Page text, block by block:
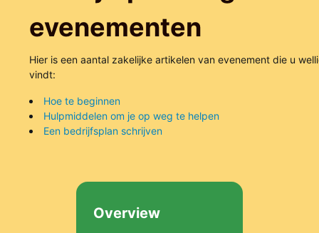
evenementen
Hier is een aantal zakelijke artikelen van evenement die u
vindt:
Hoe te beginnen
Hulpmiddelen om je op weg te helpen
Een bedrijfsplan schrijven
Overview